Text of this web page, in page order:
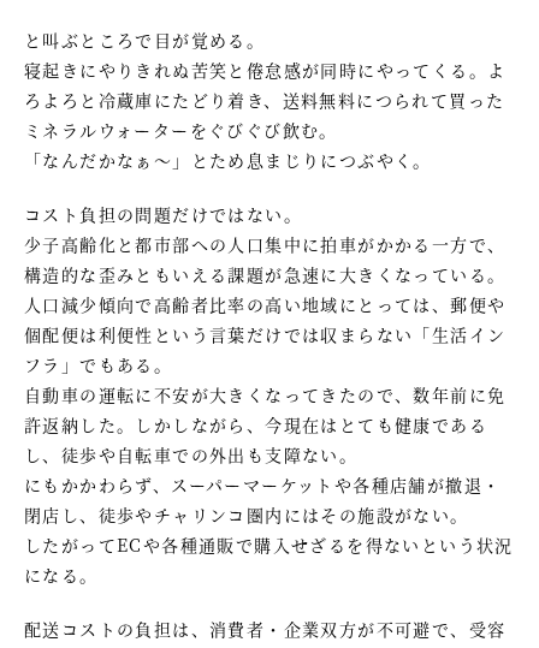
と叫ぶところで目が覚める。
寝起きにやりきれぬ苦笑と倦怠感が同時にやってくる。よ
ろよろと冷蔵庫にたどり着き、送料無料につられて買った
ミネラルウォーターをぐびぐび飲む。
「なんだかなぁ～」とため息まじりにつぶやく。
コスト負担の問題だけではない。
少子高齢化と都市部への人口集中に拍車がかかる一方で、
構造的な歪みともいえる課題が急速に大きくなっている。
人口減少傾向で高齢者比率の高い地域にとっては、郵便や
個配便は利便性という言葉だけでは収まらない「生活イン
フラ」でもある。
自動車の運転に不安が大きくなってきたので、数年前に免
許返納した。しかしながら、今現在はとても健康である
し、徒歩や自転車での外出も支障ない。
にもかかわらず、スーパーマーケットや各種店舗が撤退・
閉店し、徒歩やチャリンコ圏内にはその施設がない。
したがってECや各種通販で購入せざるを得ないという状況
になる。
配送コストの負担は、消費者・企業双方が不可避で、受容